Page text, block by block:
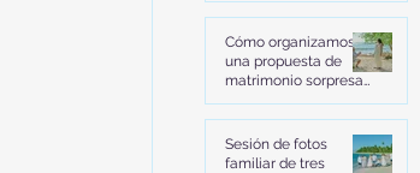
matrimonio en Playa
Macao, Punta Cana
Cómo organizamos
una propuesta de
matrimonio sorpresa
en una playa secreta
de Bayahibe | La
historia de José y
Fiorella
Sesión de fotos
familiar de tres